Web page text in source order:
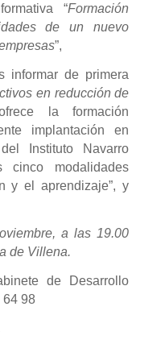
“Formación
de un nuevo
”,
informar de primera
en reducción de
la formación
implantación en
Instituto Navarro
modalidades
y el aprendizaje”, y
a las 19.00
de Villena.
de Desarrollo
64 98